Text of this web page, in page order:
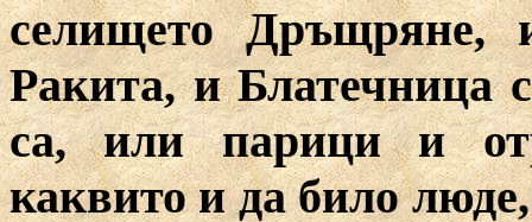
селището Дръщряне,
Ракита, и Блатечница
са, или парици и
каквито и да било